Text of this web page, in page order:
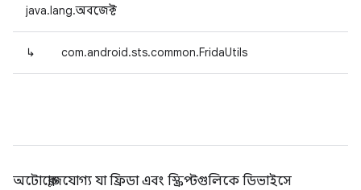
java.lang.অবজেক্ট
↳ com.android.sts.common.FridaUtils
অটোক্লোজযোগ্য যা ফ্রিডা এবং স্ক্রিপ্টগুলিকে ডিভাইসে